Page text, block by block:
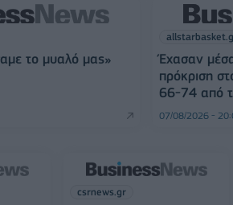
το μυαλό μας»
Έχασαν
πρόκριση
66-74 από
07/08/2026 -
csrnews.gr